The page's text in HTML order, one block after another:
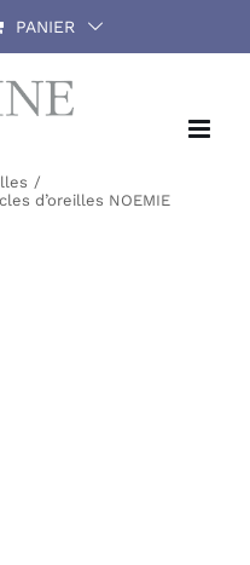
PANIER
d’oreilles NOEMIE